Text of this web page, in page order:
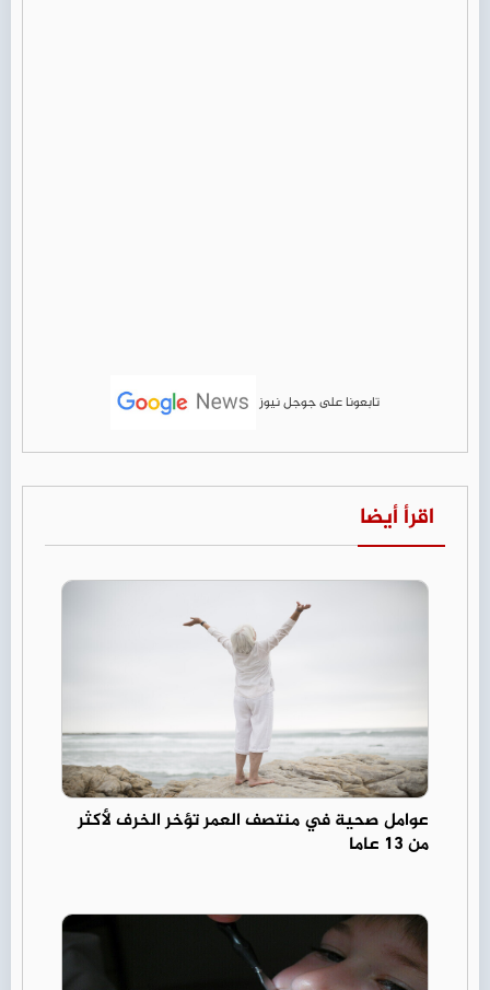
تابعونا على جوجل نيوز
اقرأ أيضا
عوامل صحية في منتصف العمر تؤخر الخرف لأكثر
من 13 عاما